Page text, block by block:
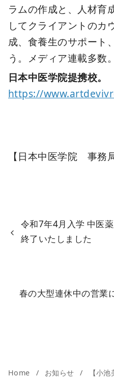
ラムの作成と、人材育
してクライアントのカ
成、食養生のサポート
う。メディア連載多数。
日本中医学院提携校。
https://
【日本中医学院 事務
令和7年4月入学 中医
終了いたしました
春の大型連休中の営業
Home お知らせ 【小池美枝